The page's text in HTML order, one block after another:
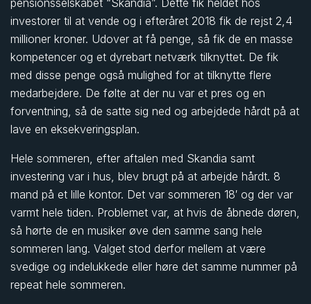
investorer til at vende og i efteråret 2018 fik de rejst 2,4
millioner kroner. Udover at få penge, så fik de en masse
kompetencer og et dyrebart netværk tilknyttet. De fik
med disse penge også mulighed for at tilknytte flere
medarbejdere. De følte at der nu var et pres og en
forventning, så de satte sig ned og arbejdede hårdt på at
lave en eksekveringsplan.
Hele sommeren, efter aftalen med Skandia samt
investering var i hus, blev brugt på at arbejde hårdt. 8
mand på et lille kontor. Det var sommeren 18′ og der var
varmt hele tiden. Problemet var, at hvis de åbnede døren,
så hørte de en musiker øve den samme sang hele
sommeren lang. Valget stod derfor mellem at være
svedige og indelukkede eller høre det samme nummer på
repeat hele sommeren.